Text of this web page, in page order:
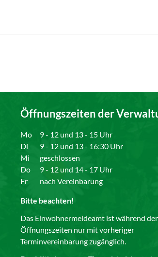
Öffnungszeiten der
Mo
9 - 12 und 13 - 15 Uhr
Di
9 - 12 und 13 - 16:30 Uhr
Mi
geschlossen
Do
9 - 12 und 14 - 17 Uhr
Fr
nach Vereinbarung
Bitte beachten!
Das Einwohnermeldeamt ist während der
Öffnungszeiten nur mit vorheriger
Terminvereinbarung zugänglich.